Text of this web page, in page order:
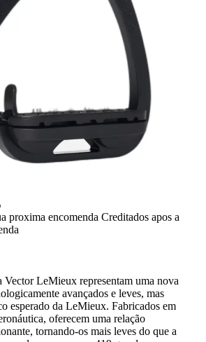
proxima encomenda Creditados apos a
Vector LeMieux representam uma nova
avançados e leves, mas
esperado da LeMieux. Fabricados em
oferecem uma relação
tornando-os mais leves do que a